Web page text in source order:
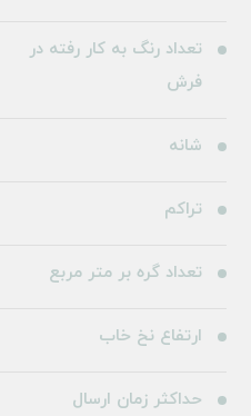
تعداد رنگ به کار رفته در
فرش
شانه
تراکم
تعداد گره بر متر مربع
ارتفاع نخ خاب
حداکثر زمان ارسال